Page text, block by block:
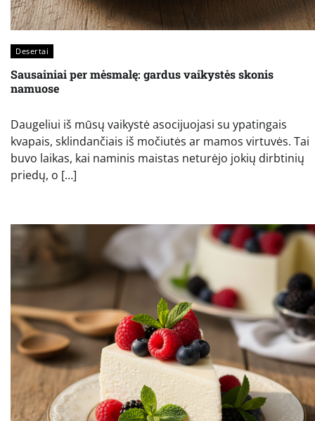
Desertai
Sausainiai per mėsmalę: gardus vaikystės skonis
namuose
Daugeliui iš mūsų vaikystė asocijuojasi su ypatingais
kvapais, sklindančiais iš močiutės ar mamos virtuvės. Tai
buvo laikas, kai naminis maistas neturėjo jokių dirbtinių
priedų, o […]